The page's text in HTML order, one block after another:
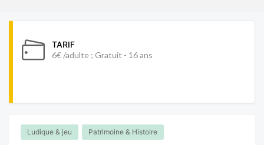
TARIF
6€ /adulte ; Gratuit - 16 ans
Ludique & jeu Patrimoine & Histoire